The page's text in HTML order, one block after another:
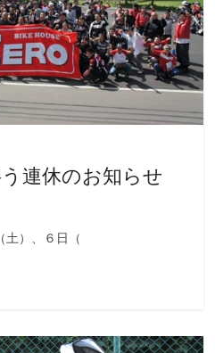
連休のお知らせ
土）、６日（